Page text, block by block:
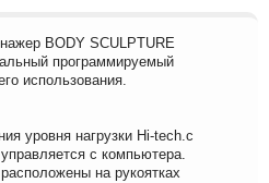
BODY SCULPTURE
программируемый
использования.
уровня нагрузки Hi-tech.с
с компьютера.
на рукоятках